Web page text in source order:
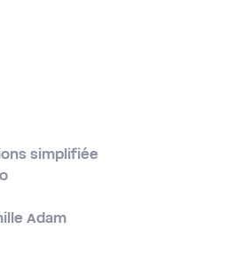
simplifiée
Adam